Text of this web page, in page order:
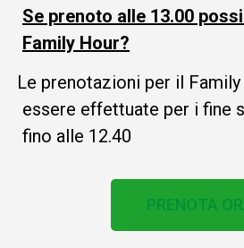
Se prenoto alle 13.00
Family Hour?
Le prenotazioni per il
essere effettuate per i fine
fino alle 12.40
PRENOTA